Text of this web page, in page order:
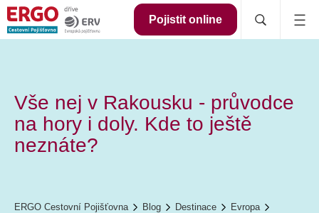
Pojistit online
Vše nej v Rakousku - průvodce
na hory i doly. Kde to ještě
neznáte?
ERGO Cestovní Pojišťovna Blog Destinace
Evropa